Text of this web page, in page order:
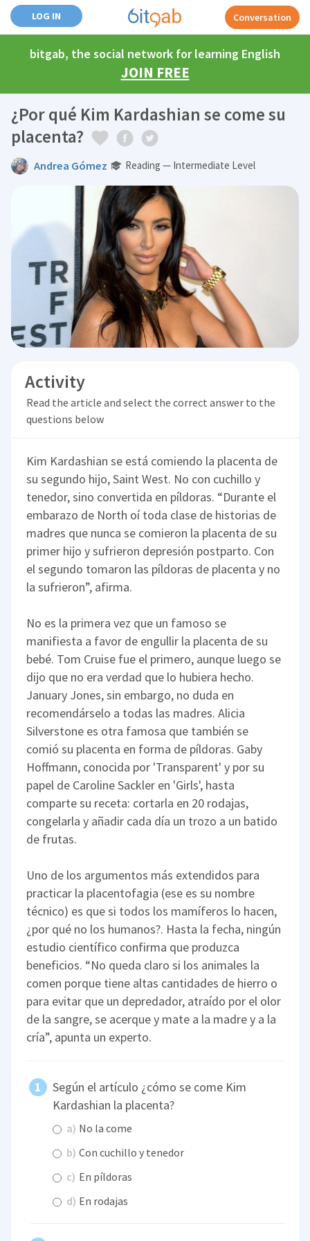
LOG IN Conversation
bitgab, the social network for learning English
JOIN FREE
¿Por qué Kim Kardashian se come su
placenta?
Andrea Gómez Reading — Intermediate Level
Activity
Read the article and select the correct answer to the
questions below
Kim Kardashian se está comiendo la placenta de
su segundo hijo, Saint West. No con cuchillo y
tenedor, sino convertida en píldoras. “Durante el
embarazo de North oí toda clase de historias de
madres que nunca se comieron la placenta de su
primer hijo y sufrieron depresión postparto. Con
el segundo tomaron las píldoras de placenta y no
la sufrieron”, afirma.
No es la primera vez que un famoso se
manifiesta a favor de engullir la placenta de su
bebé. Tom Cruise fue el primero, aunque luego se
dijo que no era verdad que lo hubiera hecho.
January Jones, sin embargo, no duda en
recomendárselo a todas las madres. Alicia
Silverstone es otra famosa que también se
comió su placenta en forma de píldoras. Gaby
Hoffmann, conocida por 'Transparent' y por su
papel de Caroline Sackler en 'Girls', hasta
comparte su receta: cortarla en 20 rodajas,
congelarla y añadir cada día un trozo a un batido
de frutas.
Uno de los argumentos más extendidos para
practicar la placentofagia (ese es su nombre
técnico) es que si todos los mamíferos lo hacen,
¿por qué no los humanos?. Hasta la fecha, ningún
estudio científico confirma que produzca
beneficios. “No queda claro si los animales la
comen porque tiene altas cantidades de hierro o
para evitar que un depredador, atraído por el olor
de la sangre, se acerque y mate a la madre y a la
cría”, apunta un experto.
Según el artículo ¿cómo se come Kim
Kardashian la placenta?
a) No la come
b) Con cuchillo y tenedor
c) En píldoras
d) En rodajas